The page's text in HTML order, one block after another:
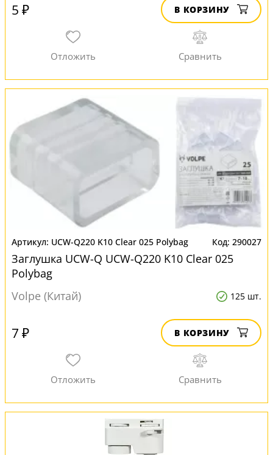
5 ₽ В КОРЗИНУ
UCW-Q220 K10 Clear 025 Polybag 290027
Заглушка UCW-Q UCW-Q220 K10 Clear 025
Polybag
Volpe (Китай)
125 шт.
7 ₽ В КОРЗИНУ